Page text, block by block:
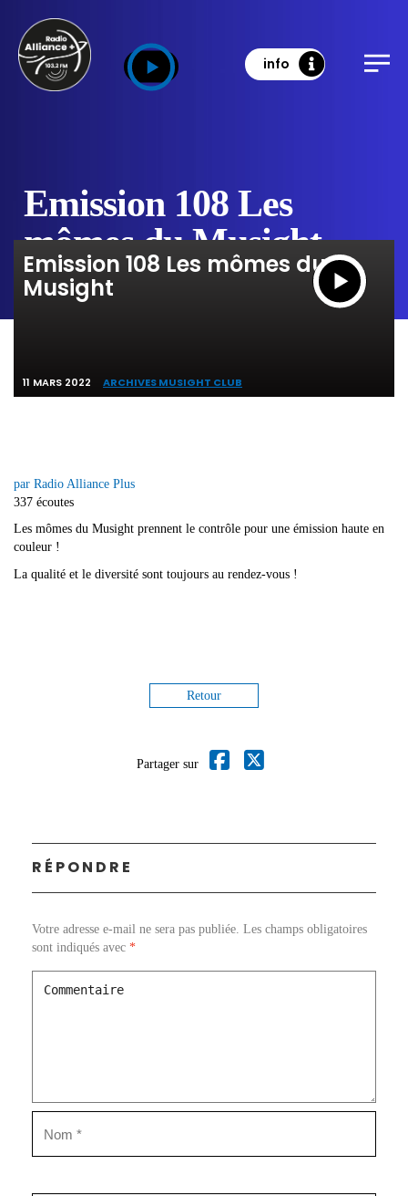
info
Emission 108 Les
mômes du Musight
Emission 108 Les mômes du
Musight
11 MARS 2022 ARCHIVES MUSIGHT CLUB
par Radio Alliance Plus
337 écoutes
Les mômes du Musight prennent le contrôle pour une émission haute en
couleur !
La qualité et le diversité sont toujours au rendez-vous !
Retour
Partager sur
RÉPONDRE
Votre adresse e-mail ne sera pas publiée. Les champs obligatoires
sont indiqués avec *